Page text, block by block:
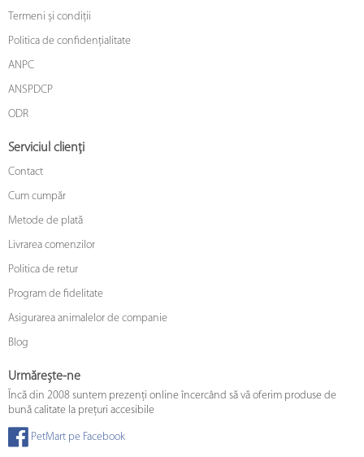
Termeni și condiții
Politica de confidențialitate
ANPC
ANSPDCP
ODR
Serviciul clienți
Contact
Cum cumpăr
Metode de plată
Livrarea comenzilor
Politica de retur
Program de fidelitate
Asigurarea animalelor de companie
Blog
Urmărește-ne
Încă din 2008 suntem prezenți online încercând să vă oferim produse de
bună calitate la prețuri accesibile
PetMart pe Facebook